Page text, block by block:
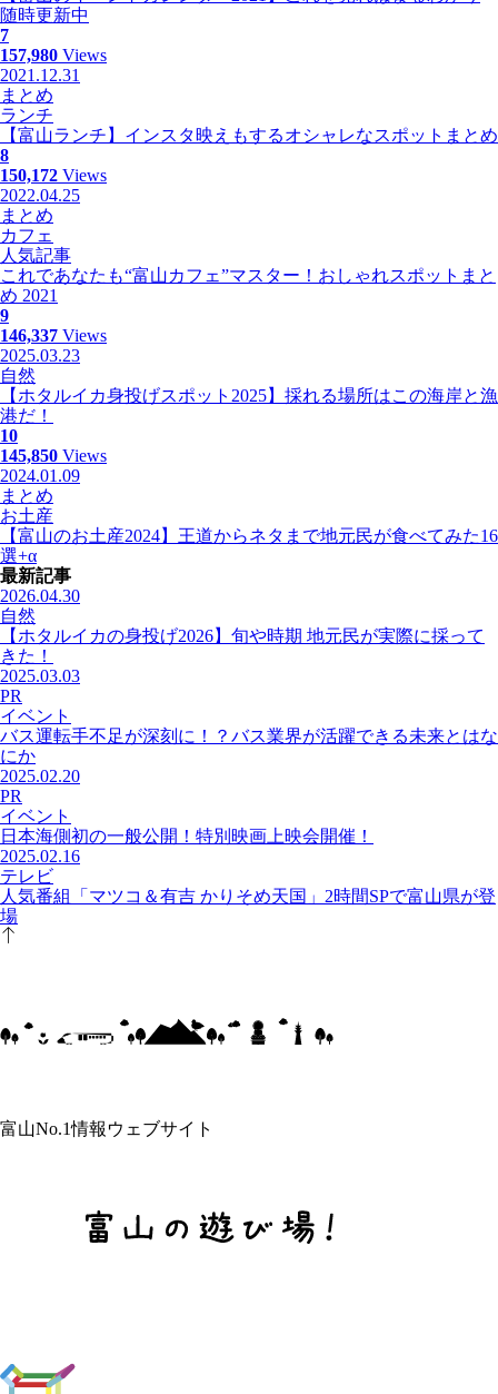
随時更新中
7
157,980 Views
2021.12.31
まとめ
ランチ
【富山ランチ】インスタ映えもするオシャレなスポットまとめ
8
150,172 Views
2022.04.25
まとめ
カフェ
人気記事
これであなたも“富山カフェ”マスター！おしゃれスポットまと
め 2021
9
146,337 Views
2025.03.23
自然
【ホタルイカ身投げスポット2025】採れる場所はこの海岸と漁
港だ！
10
145,850 Views
2024.01.09
まとめ
お土産
【富山のお土産2024】王道からネタまで地元民が食べてみた16
選+α
最新記事
2026.04.30
自然
【ホタルイカの身投げ2026】旬や時期 地元民が実際に採って
きた！
2025.03.03
PR
イベント
バス運転手不足が深刻に！？バス業界が活躍できる未来とはな
にか
2025.02.20
PR
イベント
日本海側初の一般公開！特別映画上映会開催！
2025.02.16
テレビ
人気番組「マツコ＆有吉 かりそめ天国」2時間SPで富山県が登
場
富山No.1情報ウェブサイト